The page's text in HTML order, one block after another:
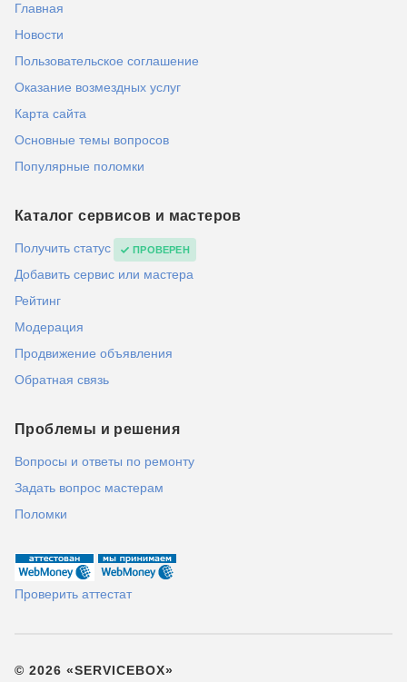
Главная
Новости
Пользовательское соглашение
Оказание возмездных услуг
Карта сайта
Основные темы вопросов
Популярные поломки
Каталог сервисов и мастеров
Получить статус ПРОВЕРЕН
Добавить сервис или мастера
Рейтинг
Модерация
Продвижение объявления
Обратная связь
Проблемы и решения
Вопросы и ответы по ремонту
Задать вопрос мастерам
Поломки
Проверить аттестат
© 2026 «SERVICEBOX»